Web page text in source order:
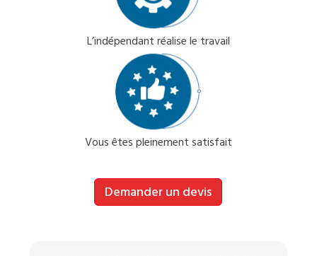
L’indépendant réalise le travail
Vous êtes pleinement satisfait
Demander un devis